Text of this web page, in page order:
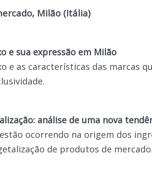
Milão (Itália)
e sua expressão em Milão
e as características das marcas
análise de uma nova
ocorrendo na origem dos
de produtos de mercado.